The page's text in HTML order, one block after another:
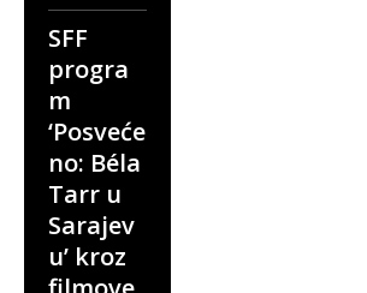
SFF
progra
m
‘Posveće
no: Béla
Tarr u
Sarajev
u’ kroz